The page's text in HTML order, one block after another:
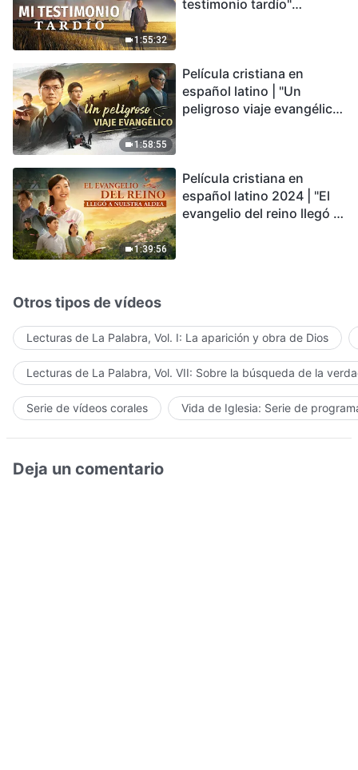
1:55:32
testimonio tardío"
conmovedor
1:58:55
Película cristiana en
español latino | "Un
peligroso viaje evangélico"
1:39:56
Película cristiana en
español latino 2024 | "El
evangelio del reino llegó a
Otros tipos de vídeos
Lecturas de La Palabra, Vol. I: La aparición y obra de Dios
Lecturas de La Palabra, Vol. VII: Sobre la búsqueda de la
Serie de vídeos corales Vida de Iglesia: Serie de
Deja un comentario